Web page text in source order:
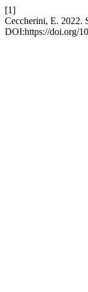
[1]
Ceccherini, E. 2022.
DOI:https://doi.org/